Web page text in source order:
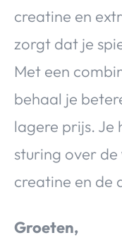
creatine en
zorgt dat je
Met een
behaal je
lagere prijs. Je
sturing over de
creatine en de
Groeten,